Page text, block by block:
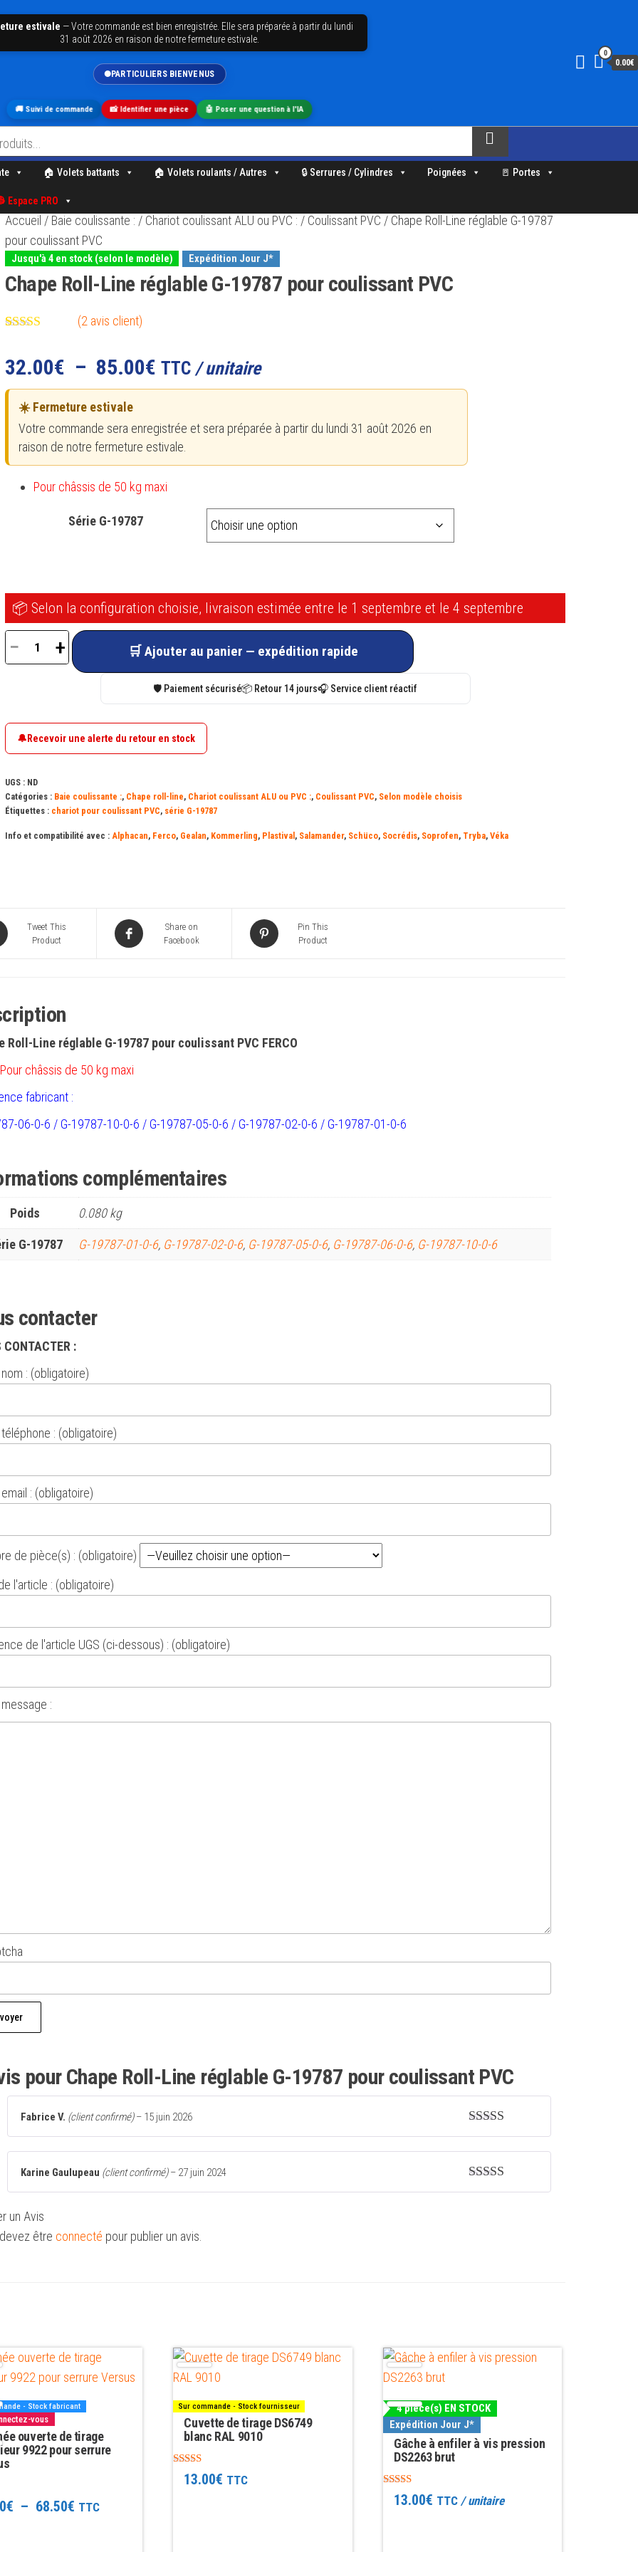
0
0.00€
🚚 Suivi de commande 📸 Identifier une pièce 🤖 Poser une question à l'IA
estivale —Votre commande est bien enregistrée. Elle sera préparée à partir du lundi
31 août 2026 en raison de notre fermeture estivale.
🏠 Volets battants 🏠 Volets roulants / Autres 🔒 Serrures / Cylindres Poignées 🚪 Portes
Espace PRO
Accueil / Baie coulissante : / Chariot coulissant ALU ou PVC : / Coulissant PVC / Chape Roll-Line réglable G-19787
pour coulissant PVC
Jusqu'à 4 en stock (selon le modèle) Expédition Jour J*
Chape Roll-Line réglable G-19787 pour coulissant PVC
sur
notations
client
(2 avis client)
32.00€ – 85.00€ Plage
de
prix :
32.00€
à
85.00€
TTC / unitaire
☀️ Fermeture estivale
Votre commande sera enregistrée et sera préparée à partir du lundi 31 août 2026 en
raison de notre fermeture estivale.
Pour châssis de 50 kg maxi
Série G-19787
📦 Selon la configuration choisie, livraison estimée entre le 1 septembre et le 4 septembre
quantité
Line
réglable
G-
19787
pour
coulissant
− + 🛒 Ajouter au panier — expédition rapide
🛡️ Paiement sécurisé📦 Retour 14 jours🎧 Service client réactif
🔔 Recevoir une alerte du retour en stock
UGS : ND
Catégories : Baie coulissante :, Chape roll-line, Chariot coulissant ALU ou PVC :, Coulissant PVC, Selon modèle choisis
Étiquettes : chariot pour coulissant PVC, série G-19787
Info et compatibilité avec :Alphacan, Ferco, Gealan, Kommerling, Plastival , Salamander, Schüco, Socrédis, Soprofen, Tryba,Véka
Tweet This
Product
Share on
Facebook
Pin This
Product
Roll-Line réglable G-19787 pour coulissant PVC FERCO
Pour châssis de 50 kg maxi
fabricant :
06-0-6 / G-19787-10-0-6 / G-19787-05-0-6 / G-19787-02-0-6 / G-19787-01-0-6
complémentaires
Poids 0.080 kg
G-19787 G-19787-01-0-6, G-19787-02-0-6, G-19787-05-0-6, G-19787-06-0-6, G-19787-10-0-6
contacter
CONTACTER :
: (obligatoire)
: (obligatoire)
: (obligatoire)
de pièce(s) : (obligatoire)
l'article : (obligatoire)
de l'article UGS (ci-dessous) : (obligatoire)
:
pour Chape Roll-Line réglable G-19787 pour coulissant PVC
Note5sur 5
Fabrice V. (client confirmé) – 15 juin 2026
Note4sur
Karine Gaulupeau (client confirmé) – 27 juin 2024
un Avis
être connecté pour publier un avis.
- Stock fabricant
vous
ouverte de tirage
9922 pour serrure
€ – 68.50€Plage
TTC
Sur commande - Stock fournisseur
Cuvette de tirage DS6749
blanc RAL 9010
Note
5.00
13.00€ TTC
4 pièce(s) EN STOCK
Expédition Jour J*
Gâche à enfiler à vis pression
DS2263 brut
Note
5.00
13.00€ TTC / unitaire
PARTICULIERS BIENVENUS